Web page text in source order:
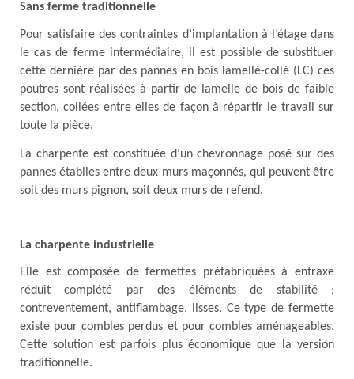
Sans ferme traditionnelle
Pour satisfaire des contraintes d’implantation à l’étage dans
le cas de ferme intermédiaire, il est possible de substituer
cette dernière par des pannes en bois lamellé-collé (LC) ces
poutres sont réalisées à partir de lamelle de bois de faible
section, collées entre elles de façon à répartir le travail sur
toute la pièce.
La charpente est constituée d’un chevronnage posé sur des
pannes établies entre deux murs maçonnés, qui peuvent être
soit des murs pignon, soit deux murs de refend.
La charpente industrielle
Elle est composée de fermettes préfabriquées à entraxe
réduit complété par des éléments de stabilité ;
contreventement, antiflambage, lisses. Ce type de fermette
existe pour combles perdus et pour combles aménageables.
Cette solution est parfois plus économique que la version
traditionnelle.